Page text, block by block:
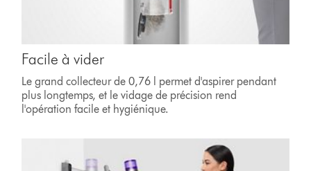
Facile à vider
Le grand collecteur de 0,76 l permet d'aspirer pendant
plus longtemps, et le vidage de précision rend
l'opération facile et hygiénique.